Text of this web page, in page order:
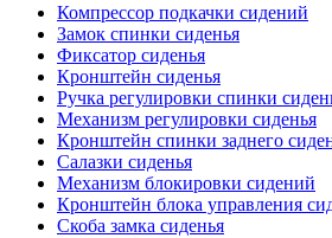
Компрессор подкачки сидений
Замок спинки сиденья
Фиксатор сиденья
Кронштейн сиденья
Ручка регулировки спинки
Механизм регулировки сиденья
Кронштейн спинки заднего
Салазки сиденья
Механизм блокировки сидений
Кронштейн блока управления
Скоба замка сиденья